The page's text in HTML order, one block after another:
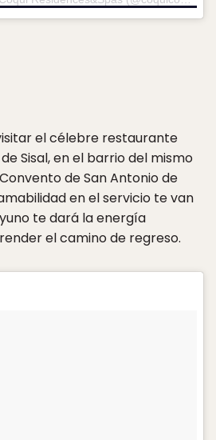
el célebre restaurante
Sisal, en el barrio del mismo
de San Antonio de
en el servicio te van
te dará la energía
el camino de regreso.